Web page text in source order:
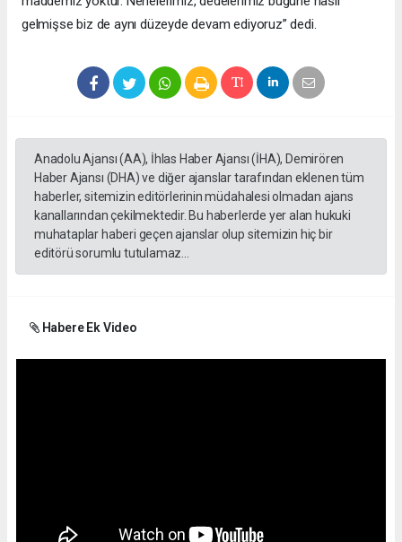
gelmişse biz de aynı düzeyde devam ediyoruz” dedi.
Anadolu Ajansı (AA), İhlas Haber Ajansı (İHA), Demirören
Haber Ajansı (DHA) ve diğer ajanslar tarafından eklenen tüm
haberler, sitemizin editörlerinin müdahalesi olmadan ajans
kanallarından çekilmektedir. Bu haberlerde yer alan hukuki
muhataplar haberi geçen ajanslar olup sitemizin hiç bir
editörü sorumlu tutulamaz...
Habere Ek Video